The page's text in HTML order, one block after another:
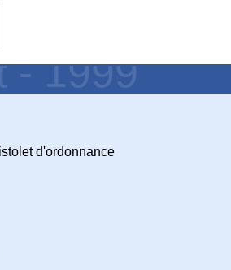
- 1999
d'ordonnance